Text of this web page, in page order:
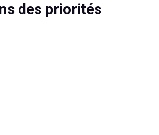
des priorités